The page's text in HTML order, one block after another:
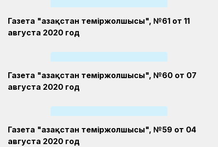
Газета "Қазақстан теміржолшысы", №61 от 11
августа 2020 год
Газета "Қазақстан теміржолшысы", №60 от 07
августа 2020 год
Газета "Қазақстан теміржолшысы", №59 от 04
августа 2020 год